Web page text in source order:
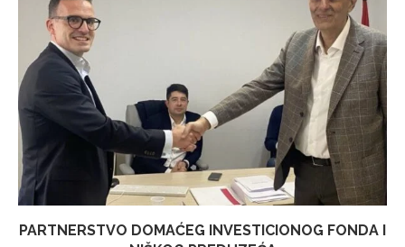
PARTNERSTVO DOMAĆEG INVESTICIONOG FONDA I